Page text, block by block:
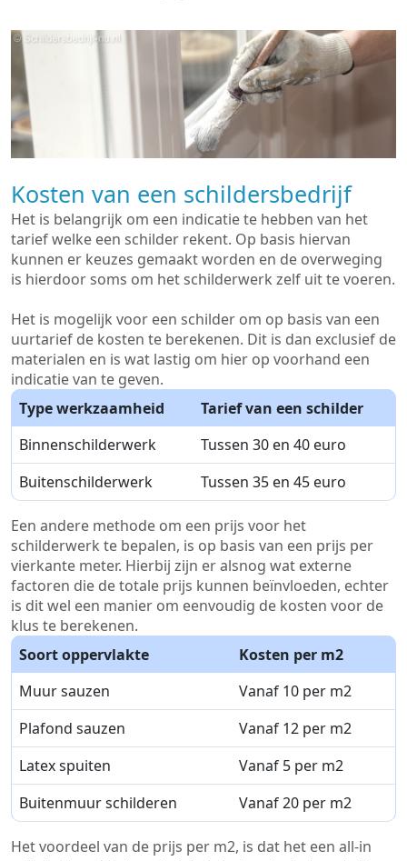
Kosten van een schildersbedrijf
Het is belangrijk om een indicatie te hebben van het
tarief welke een schilder rekent. Op basis hiervan
kunnen er keuzes gemaakt worden en de overweging
is hierdoor soms om het schilderwerk zelf uit te voeren.
Het is mogelijk voor een schilder om op basis van een
uurtarief de kosten te berekenen. Dit is dan exclusief de
materialen en is wat lastig om hier op voorhand een
indicatie van te geven.
Type werkzaamheid
Tarief van een schilder
Binnenschilderwerk
Tussen 30 en 40 euro
Buitenschilderwerk
Tussen 35 en 45 euro
Een andere methode om een prijs voor het
schilderwerk te bepalen, is op basis van een prijs per
vierkante meter. Hierbij zijn er alsnog wat externe
factoren die de totale prijs kunnen beïnvloeden, echter
is dit wel een manier om eenvoudig de kosten voor de
klus te berekenen.
Soort oppervlakte
Kosten per m2
Muur sauzen
Vanaf 10 per m2
Plafond sauzen
Vanaf 12 per m2
Latex spuiten
Vanaf 5 per m2
Buitenmuur schilderen
Vanaf 20 per m2
Het voordeel van de prijs per m2, is dat het een all-in